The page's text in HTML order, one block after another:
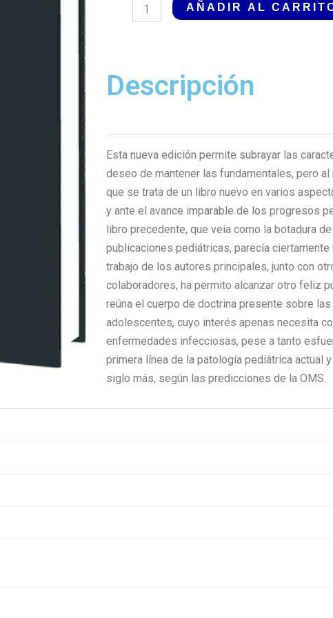
Infectología
Pediátrica
cantidad
AÑADIR AL
Descripción
Esta nueva edición permite subrayar las
deseo de mantener las fundamentales, pero
que se trata de un libro nuevo en varios
y ante el avance imparable de los progresos
libro precedente, que veía como la botadura
publicaciones pediátricas, parecía
trabajo de los autores principales, junto con
colaboradores, ha permito alcanzar otro feliz
reúna el cuerpo de doctrina presente sobre
adolescentes, cuyo interés apenas necesita
enfermedades infecciosas, pese a tanto
primera línea de la patología pediátrica actual
siglo más, según las predicciones de la OMS.